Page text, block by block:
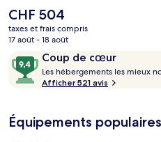
les autres avantages de cet hôtel
couverte, une salle de fitness et
pour des vacances sans soucis.
personnel attentionné. Les
courte distance à pied : Station
Seolleung, à 8 min.
Le
prix
actuel
de
CHF 504.
CHF 504
taxes et frais compris
17 août - 18 août
Avis
voyageurs
Coup de cœur
9,4
sur
10,
cœur
Les hébergements les mieux
Afficher 521 avis
Équipements populaires